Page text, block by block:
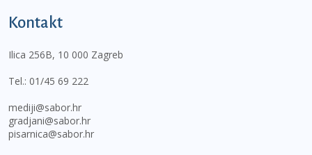
Kontakt
Ilica 256B, 10 000 Zagreb
Tel.: 01/45 69 222
mediji@sabor.hr
gradjani@sabor.hr
pisarnica@sabor.hr